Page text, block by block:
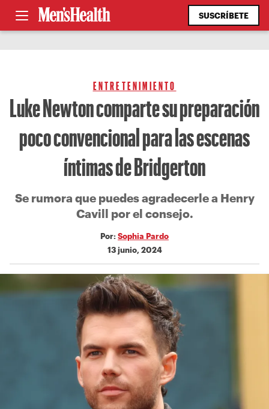
SUSCRÍBETE
ENTRETENIMIENTO
Luke Newton comparte su preparación
poco convencional para las escenas
íntimas de Bridgerton
Se rumora que puedes agradecerle a Henry
Cavill por el consejo.
Por: Sophia Pardo
13 junio, 2024